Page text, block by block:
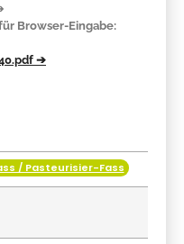
Browser-Eingabe:
➔
/ Pasteurisier-Fass